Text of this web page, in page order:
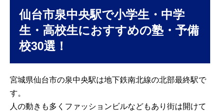
仙台市泉中央駅で小学生・中学
生・高校生におすすめの塾・予備
校30選！
宮城県仙台市の泉中央駅は地下鉄南北線の北部最終駅で
す。
人の動きも多くファッションビルなどもあり街は開けて